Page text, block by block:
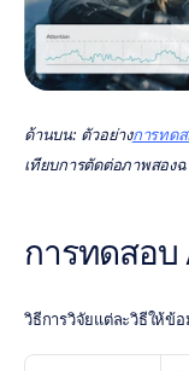
ด้านบน: ตัวอย่างการทด
เทียบการตัดต่อภาพสอง
การทดสอบ
วิธีการวิจัยแต่ละวิธีให้ข้